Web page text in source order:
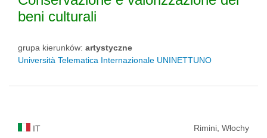
beni culturali
grupa kierunków: artystyczne
Università Telematica Internazionale UNINETTUNO
IT Rimini, Włochy